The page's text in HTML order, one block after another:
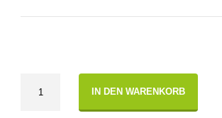
IN DEN WARENKORB